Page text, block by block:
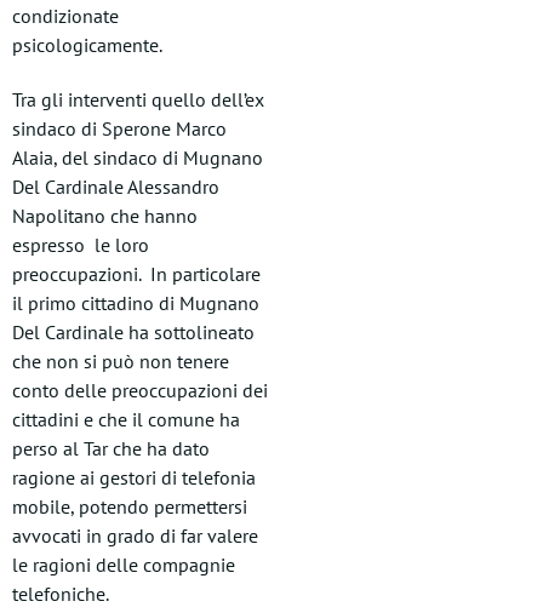
condizionate
psicologicamente.
Tra gli interventi quello dell’ex
sindaco di Sperone Marco
Alaia, del sindaco di Mugnano
Del Cardinale Alessandro
Napolitano che hanno
espresso le loro
preoccupazioni. In particolare
il primo cittadino di Mugnano
Del Cardinale ha sottolineato
che non si può non tenere
conto delle preoccupazioni dei
cittadini e che il comune ha
perso al Tar che ha dato
ragione ai gestori di telefonia
mobile, potendo permettersi
avvocati in grado di far valere
le ragioni delle compagnie
telefoniche.